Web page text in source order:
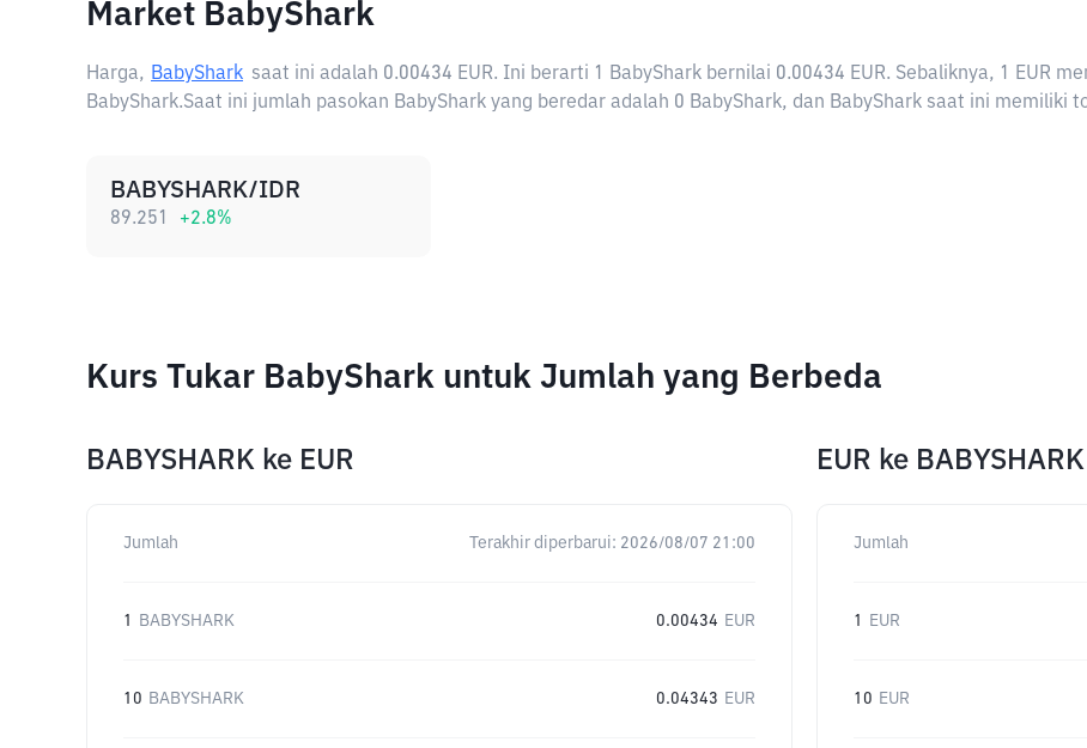
Market BabyShark
Harga, BabyShark saat ini adalah 0.00434 EUR. Ini berarti 1 BabyShark bernilai 0.00434 EUR. Sebaliknya, 1 EUR
BabyShark.Saat ini jumlah pasokan BabyShark yang beredar adalah 0 BabyShark, dan BabyShark saat ini memiliki
BABYSHARK/IDR
89.251 +2.8%
Kurs Tukar BabyShark untuk Jumlah yang Berbeda
BABYSHARK ke EUR
Jumlah Terakhir diperbarui: 2026/08/07 21:00
1 BABYSHARK 0.00434 EUR
10 BABYSHARK 0.04343 EUR
EUR ke BABYSHARK
Jumlah
1 EUR
10 EUR